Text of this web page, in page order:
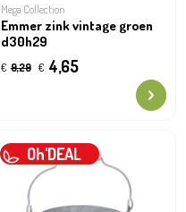
Mega Collection
Emmer zink vintage groen
d30h29
€ 9,29 € 4,65
Oh'DEAL